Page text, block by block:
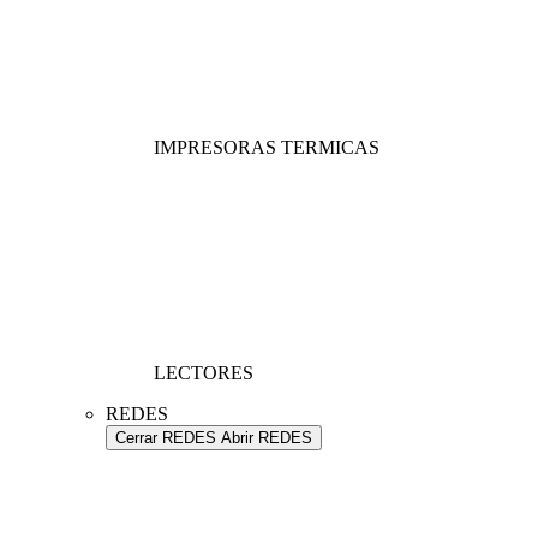
IMPRESORAS TERMICAS
LECTORES
REDES
Cerrar REDES Abrir REDES